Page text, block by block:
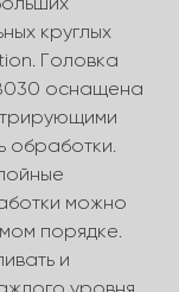
круглых
Головка
оснащена
обработки.
можно
порядке.
и